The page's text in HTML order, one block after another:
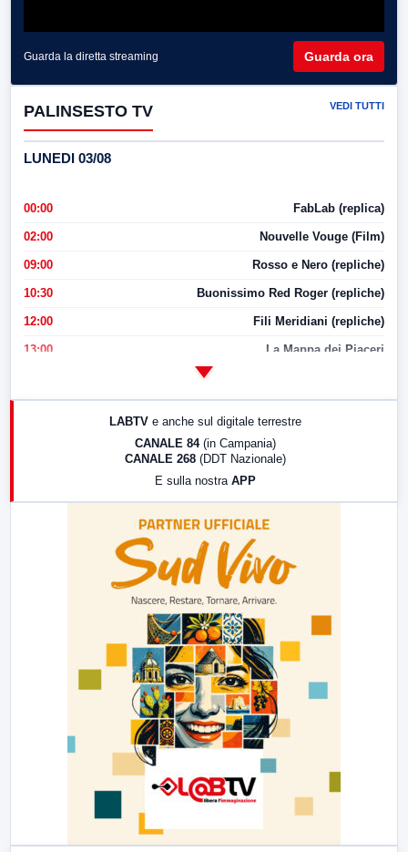
Guarda la diretta streaming Guarda ora
PALINSESTO TV VEDI TUTTI
LUNEDI 03/08
00:00 FabLab (replica)
02:00 Nouvelle Vouge (Film)
09:00 Rosso e Nero (repliche)
10:30 Buonissimo Red Roger (repliche)
12:00 Fili Meridiani (repliche)
13:00 La Mappa dei Piaceri
17:00 LabNews (replica)
LABTV e anche sul digitale terrestre
CANALE 84 (in Campania)
CANALE 268 (DDT Nazionale)
E sulla nostra APP